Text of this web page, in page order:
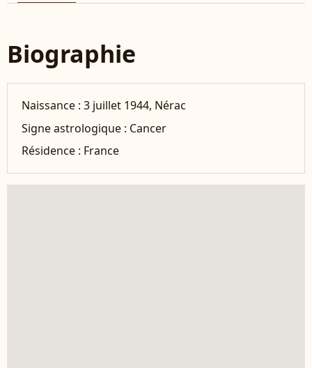
Biographie
Naissance :3 juillet 1944, Nérac
Signe astrologique : Cancer
Résidence : France